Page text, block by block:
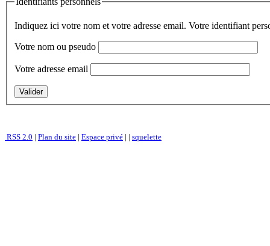
Indiquez ici votre nom et votre adresse email. Votre identifiant
Votre nom ou pseudo
Votre adresse email
RSS 2.0 | Plan du site | Espace privé | | squelette